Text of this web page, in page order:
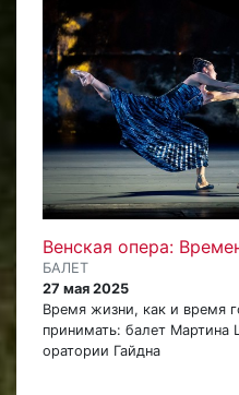
Венская опера:
БАЛЕТ
27 мая 2025
Время жизни, как и время
принимать: балет Мартина
оратории Гайдна